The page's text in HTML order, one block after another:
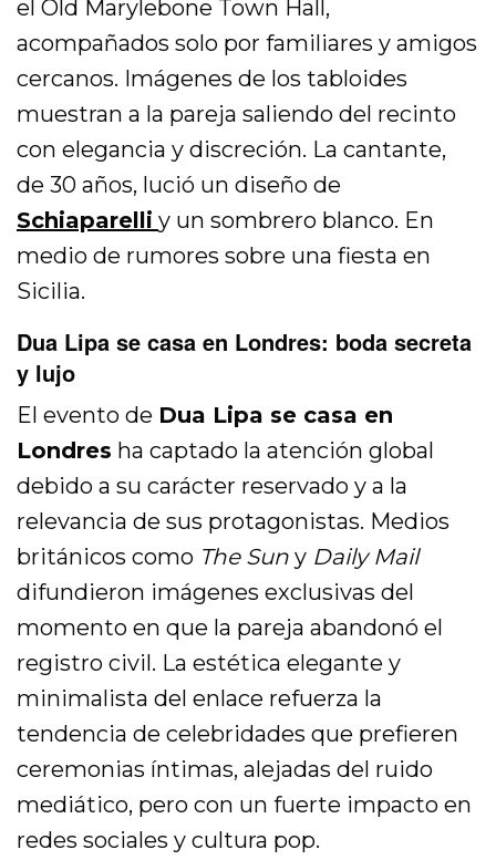
el Old Marylebone Town Hall,
acompañados solo por familiares y amigos
cercanos. Imágenes de los tabloides
muestran a la pareja saliendo del recinto
con elegancia y discreción. La cantante,
de 30 años, lució un diseño de
Schiaparelli y un sombrero blanco. En
medio de rumores sobre una fiesta en
Sicilia.
Dua Lipa se casa en Londres: boda secreta
y lujo
El evento de Dua Lipa se casa en
Londres ha captado la atención global
debido a su carácter reservado y a la
relevancia de sus protagonistas. Medios
británicos como The Sun y Daily Mail
difundieron imágenes exclusivas del
momento en que la pareja abandonó el
registro civil. La estética elegante y
minimalista del enlace refuerza la
tendencia de celebridades que prefieren
ceremonias íntimas, alejadas del ruido
mediático, pero con un fuerte impacto en
redes sociales y cultura pop.